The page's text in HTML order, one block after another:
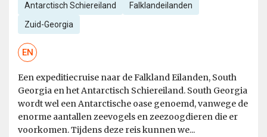
Antarctisch Schiereiland Falklandeilanden
Zuid-Georgia
EN
Een expeditiecruise naar de Falkland Eilanden, South
Georgia en het Antarctisch Schiereiland. South Georgia
wordt wel een Antarctische oase genoemd, vanwege de
enorme aantallen zeevogels en zeezoogdieren die er
voorkomen. Tijdens deze reis kunnen we...